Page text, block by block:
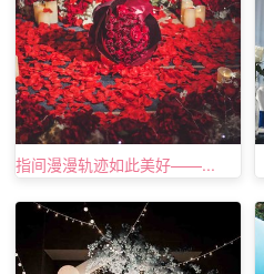
指间漫漫轨迹如此美好——...